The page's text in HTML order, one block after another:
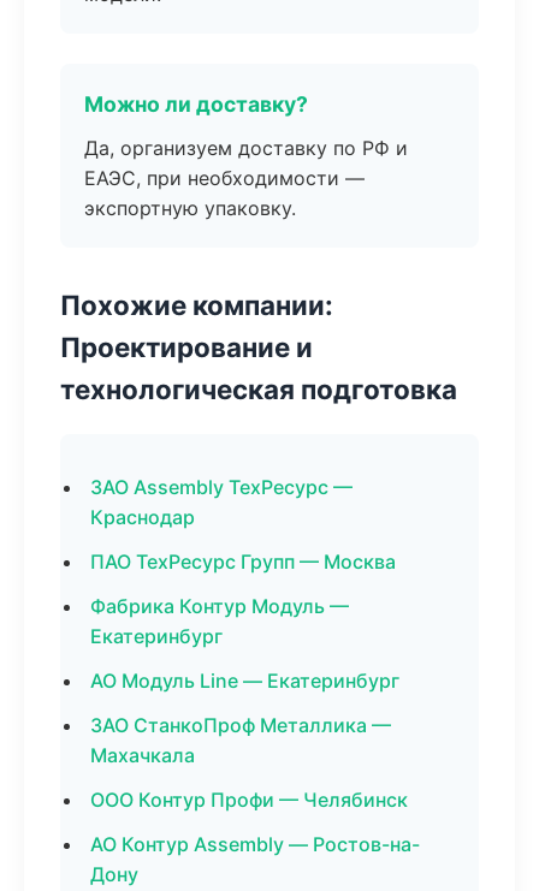
Можно ли доставку?
Да, организуем доставку по РФ и
ЕАЭС, при необходимости —
экспортную упаковку.
Похожие компании:
Проектирование и
технологическая подготовка
ЗАО Assembly ТехРесурс —
Краснодар
ПАО ТехРесурс Групп — Москва
Фабрика Контур Модуль —
Екатеринбург
АО Модуль Line — Екатеринбург
ЗАО СтанкоПроф Металлика —
Махачкала
ООО Контур Профи — Челябинск
АО Контур Assembly — Ростов-на-
Дону